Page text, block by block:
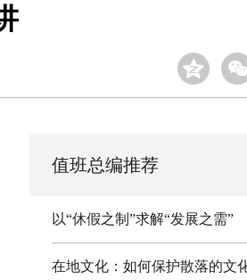
值班总编推荐
以“休假之制”求解“发展之需”
在地文化：如何保护散落的文